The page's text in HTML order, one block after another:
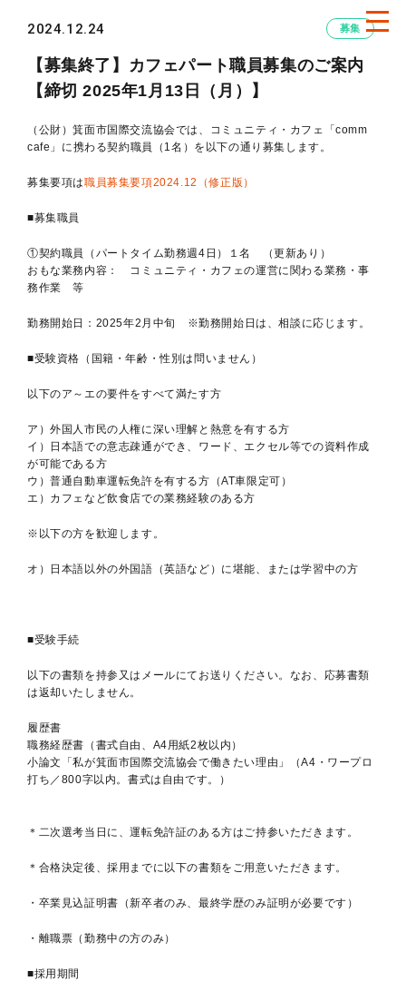
2024.12.24 募集
【募集終了】カフェパート職員募集のご案内
【締切 2025年1月13日（月）】
（公財）箕面市国際交流協会では、コミュニティ・カフェ「comm
cafe」に携わる契約職員（1名）を以下の通り募集します。
募集要項は職員募集要項2024.12（修正版）
■募集職員
①契約職員（パートタイム勤務週4日）１名 （更新あり）
おもな業務内容： コミュニティ・カフェの運営に関わる業務・事
務作業 等
勤務開始日：2025年2月中旬 ※勤務開始日は、相談に応じます。
■受験資格（国籍・年齢・性別は問いません）
以下のア～エの要件をすべて満たす方
ア）外国人市民の人権に深い理解と熱意を有する方
イ）日本語での意志疎通ができ、ワード、エクセル等での資料作成
が可能である方
ウ）普通自動車運転免許を有する方（AT車限定可）
エ）カフェなど飲食店での業務経験のある方
※以下の方を歓迎します。
オ）日本語以外の外国語（英語など）に堪能、または学習中の方
■受験手続
以下の書類を持参又はメールにてお送りください。なお、応募書類
は返却いたしません。
履歴書
職務経歴書（書式自由、A4用紙2枚以内）
小論文「私が箕面市国際交流協会で働きたい理由」（A4・ワープロ
打ち／800字以内。書式は自由です。）
＊二次選考当日に、運転免許証のある方はご持参いただきます。
＊合格決定後、採用までに以下の書類をご用意いただきます。
・卒業見込証明書（新卒者のみ、最終学歴のみ証明が必要です）
・離職票（勤務中の方のみ）
■採用期間